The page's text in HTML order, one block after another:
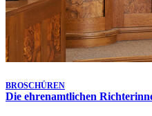
Heute, 11:00 Uhr
Gütetermin
Klagen in bürgerlichen
Letzte Aktualisierung:
Heute, 09:25 Uhr
BROSCHÜREN
Die ehrenamtlichen